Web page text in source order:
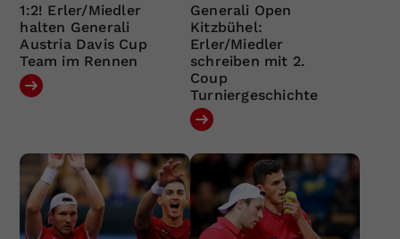
1:2! Erler/Miedler
halten Generali
Austria Davis Cup
Team im Rennen
Generali Open
Kitzbühel:
Erler/Miedler
schreiben mit 2.
Coup
Turniergeschichte